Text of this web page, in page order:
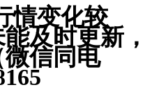
情变化较
及时更新，
信同电